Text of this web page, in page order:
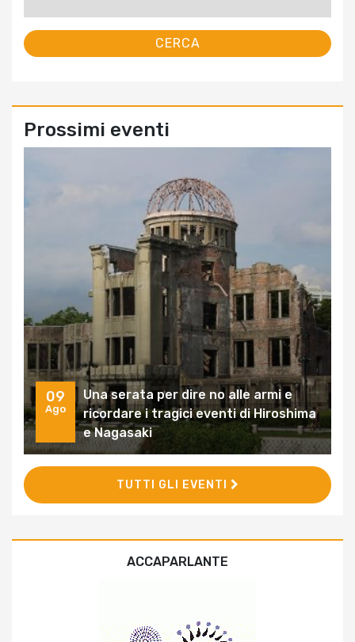
Prossimi eventi
09
Ago
Una serata per dire no alle armi e
ricordare i tragici eventi di Hiroshima
e Nagasaki
TUTTI GLI EVENTI
ACCAPARLANTE